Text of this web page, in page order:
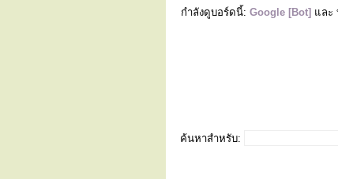
กำลังดูบอร์ดนี้: Google [Bot] และ
ค้นหาสำหรับ: